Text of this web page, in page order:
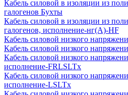
Кабель силовой в изоляции из
галогенов Бухты
Кабель силовой в изоляции из
галогенов, исполнение-нг(А)-HF
Кабель силовой низкого
Кабель силовой низкого
Кабель силовой низкого
исполнение-FRLSLTx
Кабель силовой низкого
исполнение-LSLTx